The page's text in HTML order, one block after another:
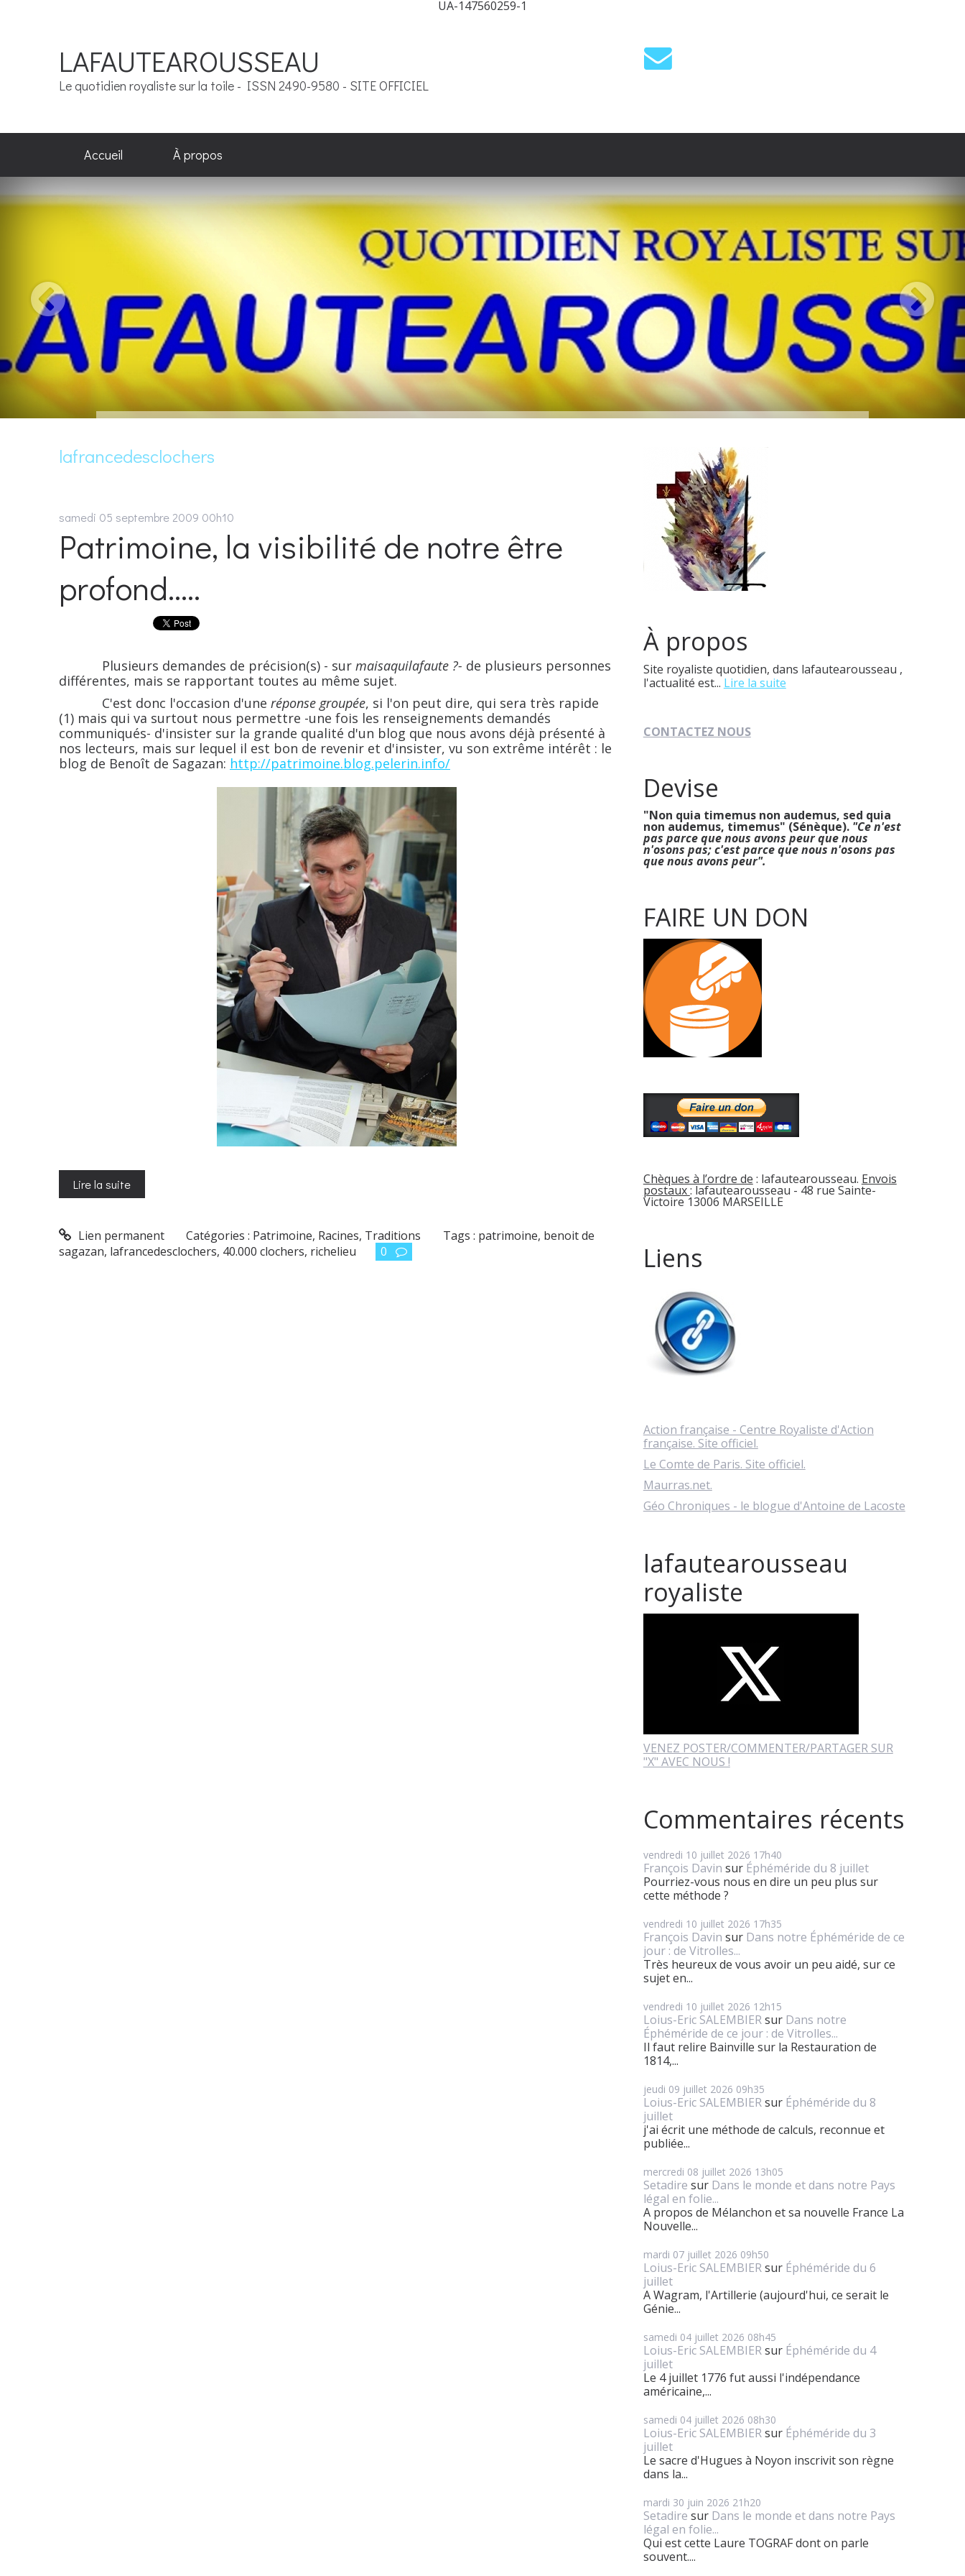
UA-147560259-1
LAFAUTEAROUSSEAU
Le quotidien royaliste sur la toile - ISSN 2490-9580 - SITE OFFICIEL
Accueil À propos
lafrancedesclochers
samedi 05 septembre 2009 00h10
Patrimoine, la visibilité de notre être
profond…..
Plusieurs demandes de précision(s) - sur maisaquilafaute ?- de plusieurs personnes
différentes, mais se rapportant toutes au même sujet.
C'est donc l'occasion d'une réponse groupée, si l'on peut dire, qui sera très rapide
(1) mais qui va surtout nous permettre -une fois les renseignements demandés
communiqués- d'insister sur la grande qualité d'un blog que nous avons déjà présenté à
nos lecteurs, mais sur lequel il est bon de revenir et d'insister, vu son extrême intérêt : le
blog de Benoît de Sagazan: http://patrimoine.blog.pelerin.info/
Lire la suite
Lien permanent Catégories : Patrimoine, Racines, Traditions Tags : patrimoine, benoit de
sagazan, lafrancedesclochers, 40.000 clochers, richelieu 0
À propos
Site royaliste quotidien, dans lafautearousseau ,
l'actualité est... Lire la suite
CONTACTEZ NOUS
Devise
"Non quia timemus non audemus, sed quia
non audemus, timemus" (Sénèque). "Ce n'est
pas parce que nous avons peur que nous
n'osons pas; c'est parce que nous n'osons pas
que nous avons peur".
FAIRE UN DON
Chèques à l’ordre de : lafautearousseau. Envois
postaux: lafautearousseau - 48 rue Sainte-
Victoire 13006 MARSEILLE
Liens
Action française - Centre Royaliste d'Action
française. Site officiel.
Le Comte de Paris. Site officiel.
Maurras.net.
Géo Chroniques - le blogue d'Antoine de Lacoste
lafautearousseau
royaliste
VENEZ POSTER/COMMENTER/PARTAGER SUR
"X" AVEC NOUS !
Commentaires récents
vendredi 10 juillet 2026 17h40
François Davin sur Éphéméride du 8 juillet
Pourriez-vous nous en dire un peu plus sur
cette méthode ?
vendredi 10 juillet 2026 17h35
François Davin sur Dans notre Éphéméride de ce
jour : de Vitrolles...
Très heureux de vous avoir un peu aidé, sur ce
sujet en...
vendredi 10 juillet 2026 12h15
Loius-Eric SALEMBIERsur Dans notre
Éphéméride de ce jour : de Vitrolles...
Il faut relire Bainville sur la Restauration de
1814,...
jeudi 09 juillet 2026 09h35
Loius-Eric SALEMBIERsur Éphéméride du 8
juillet
j'ai écrit une méthode de calculs, reconnue et
publiée...
mercredi 08 juillet 2026 13h05
Setadire sur Dans le monde et dans notre Pays
légal en folie...
A propos de Mélanchon et sa nouvelle France La
Nouvelle...
mardi 07 juillet 2026 09h50
Loius-Eric SALEMBIERsur Éphéméride du 6
juillet
A Wagram, l'Artillerie (aujourd'hui, ce serait le
Génie...
samedi 04 juillet 2026 08h45
Loius-Eric SALEMBIERsur Éphéméride du 4
juillet
Le 4 juillet 1776 fut aussi l'indépendance
américaine,...
samedi 04 juillet 2026 08h30
Loius-Eric SALEMBIERsur Éphéméride du 3
juillet
Le sacre d'Hugues à Noyon inscrivit son règne
dans la...
mardi 30 juin 2026 21h20
Setadire sur Dans le monde et dans notre Pays
légal en folie...
Qui est cette Laure TOGRAF dont on parle
souvent....